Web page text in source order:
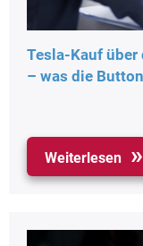
Tesla-Kauf
– was die
Weiterlesen